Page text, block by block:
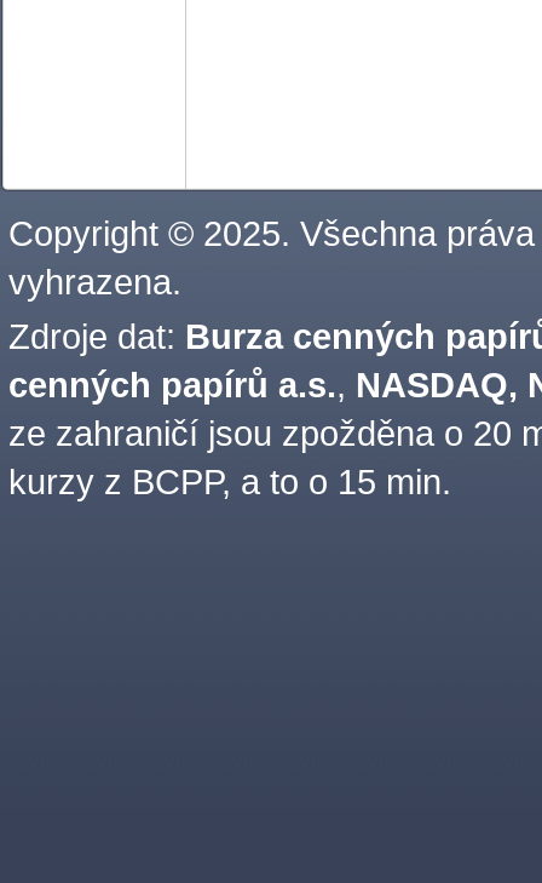
Copyright © 2025. Všechna práva
vyhrazena.
Zdroje dat: Burza cenných
cenných papírů a.s., NASDAQ,
ze zahraničí jsou zpožděna o 20
kurzy z BCPP, a to o 15 min.